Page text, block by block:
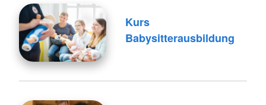
Kurs
Babysitterausbildung